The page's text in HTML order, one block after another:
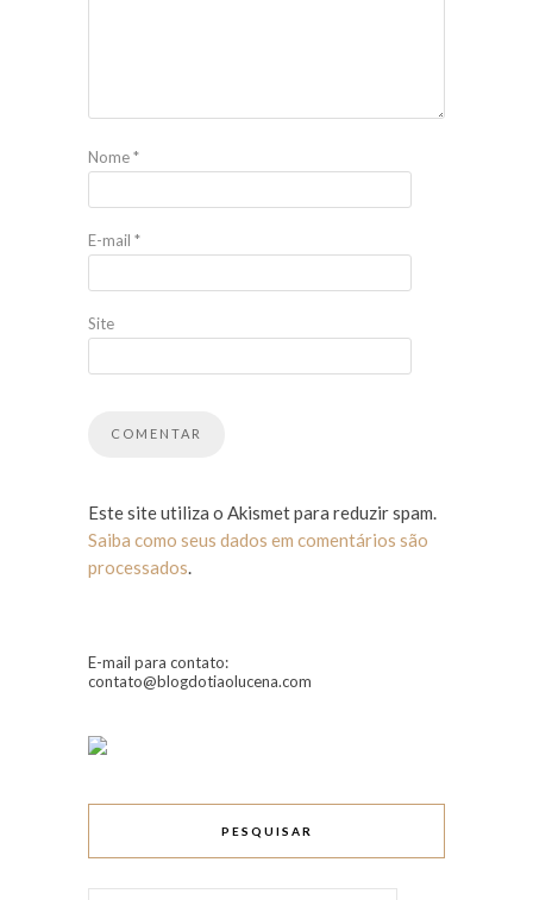
Nome*
E-mail *
Site
Este site utiliza o Akismet para reduzir spam.
Saiba como seus dados em comentários são
processados.
E-mail para contato:
contato@blogdotiaolucena.com
PESQUISAR